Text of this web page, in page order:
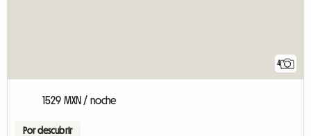
4
1529 MXN / noche
Por descubrir